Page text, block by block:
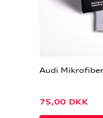
Audi
75,00 DKK